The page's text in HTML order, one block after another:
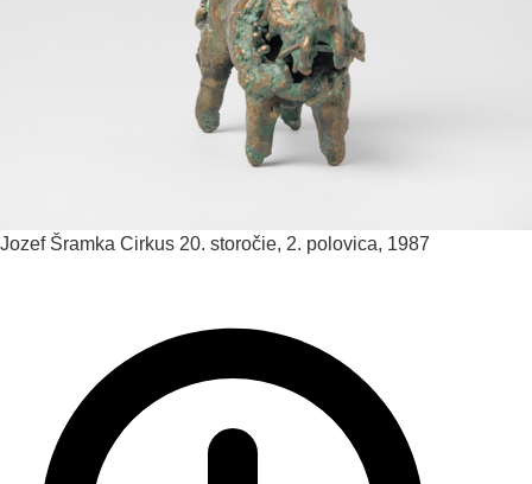
Jozef Šramka Cirkus 20. storočie, 2. polovica, 1987